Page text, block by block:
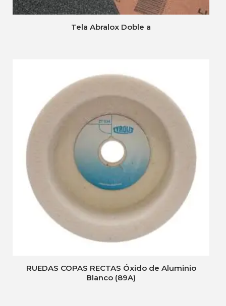
Tela Abralox Doble a
RUEDAS COPAS RECTAS Óxido de Aluminio
Blanco (89A)